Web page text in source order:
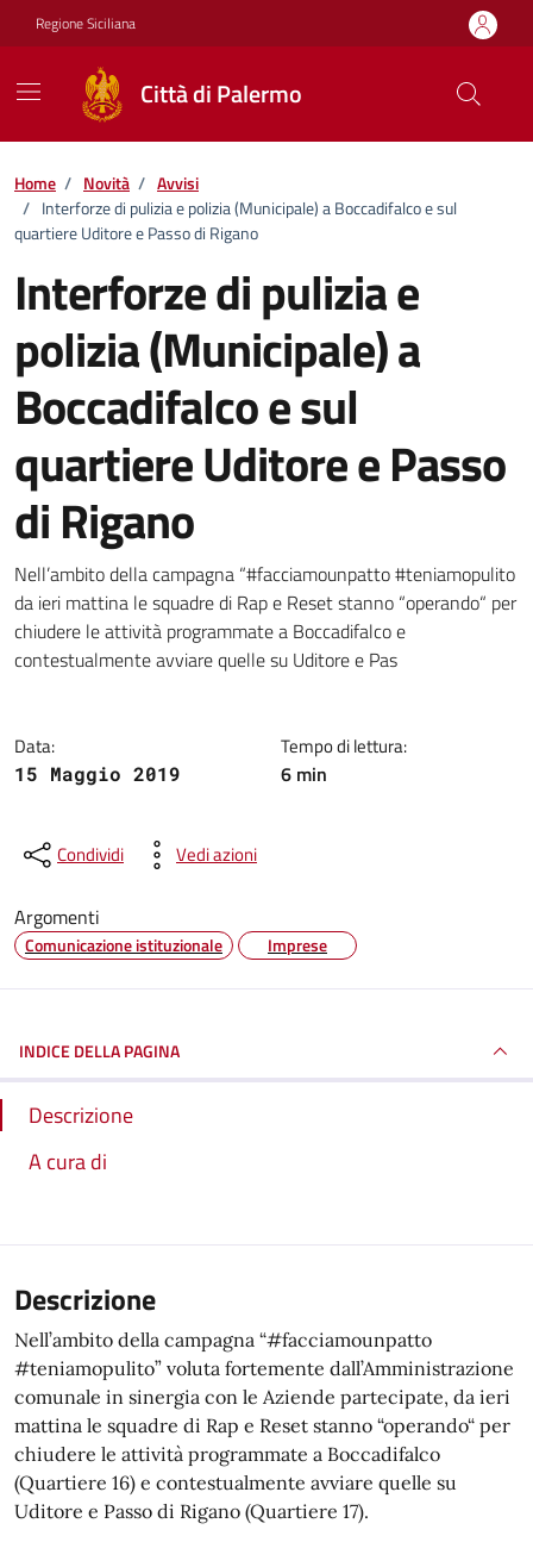
Vai ai contenuti
Vai al footer
Regione Siciliana
Città di Palermo
Home / Novità / Avvisi
/ Interforze di pulizia e polizia (Municipale) a Boccadifalco e sul
quartiere Uditore e Passo di Rigano
Interforze di pulizia e
polizia (Municipale) a
Boccadifalco e sul
quartiere Uditore e Passo
di Rigano
Dettagli della notizia
Nell’ambito della campagna “#facciamounpatto #teniamopulito
da ieri mattina le squadre di Rap e Reset stanno “operando“ per
chiudere le attività programmate a Boccadifalco e
contestualmente avviare quelle su Uditore e Pas
Data:
15 Maggio 2019
Tempo di lettura:
6 min
Condividi Vedi azioni
Argomenti
Comunicazione istituzionale Imprese
INDICE DELLA PAGINA
Descrizione
A cura di
Descrizione
Nell’ambito della campagna “#facciamounpatto
#teniamopulito” voluta fortemente dall’Amministrazione
comunale in sinergia con le Aziende partecipate, da ieri
mattina le squadre di Rap e Reset stanno “operando“ per
chiudere le attività programmate a Boccadifalco
(Quartiere 16) e contestualmente avviare quelle su
Uditore e Passo di Rigano (Quartiere 17).